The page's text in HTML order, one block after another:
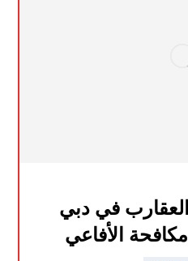
في دبي